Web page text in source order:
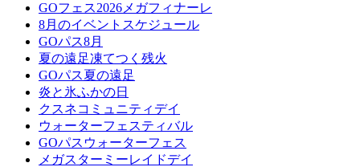
GOフェス2026メガフィナーレ
8月のイベントスケジュール
GOパス8月
夏の遠足凍てつく残火
GOパス夏の遠足
炎と氷ふかの日
クスネコミュニティデイ
ウォーターフェスティバル
GOパスウォーターフェス
メガスターミーレイドデイ